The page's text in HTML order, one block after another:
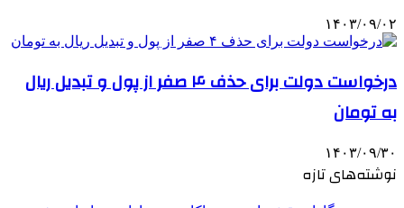
۱۴۰۳/۰۹/۰۲
درخواست دولت برای حذف ۴ صفر از پول و تبدیل ریال
به تومان
۱۴۰۳/۰۹/۳۰
نوشته‌های تازه